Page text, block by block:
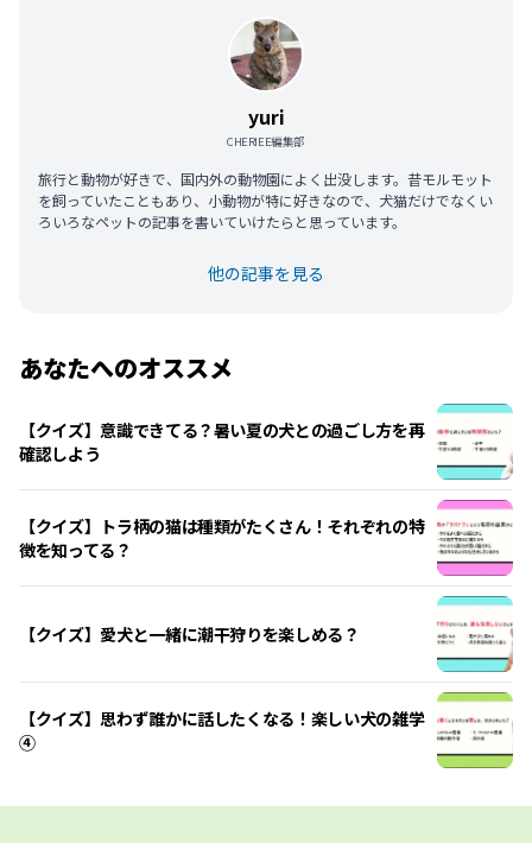
yuri
CHERIEE編集部
旅行と動物が好きで、国内外の動物園によく出没します。昔モルモット
を飼っていたこともあり、小動物が特に好きなので、犬猫だけでなくい
ろいろなペットの記事を書いていけたらと思っています。
他の記事を見る
あなたへのオススメ
【クイズ】意識できてる？暑い夏の犬との過ごし方を再
確認しよう
【クイズ】トラ柄の猫は種類がたくさん！それぞれの特
徴を知ってる？
【クイズ】愛犬と一緒に潮干狩りを楽しめる？
【クイズ】思わず誰かに話したくなる！楽しい犬の雑学
④